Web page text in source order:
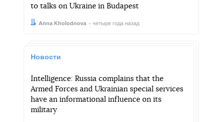
to talks on Ukraine in Budapest
Автор:Anna Kholodnova
Дата: четыре года назад
Новости
Intelligence: Russia complains that the
Armed Forces and Ukrainian special services
have an informational influence on its
military